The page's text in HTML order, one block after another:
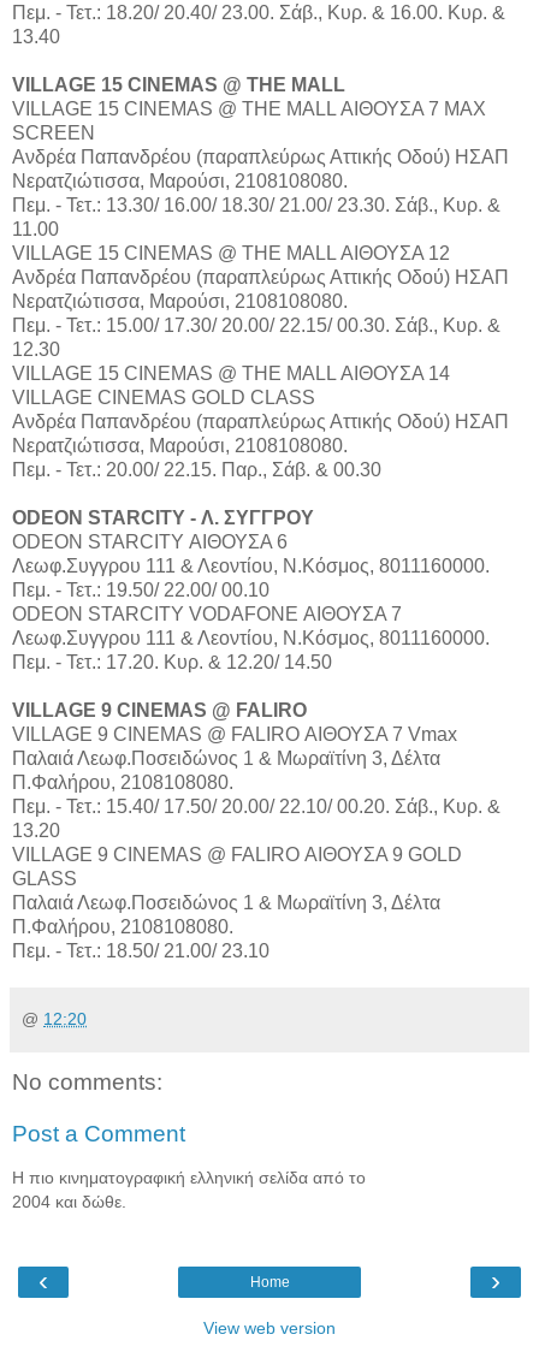
Πεμ. - Τετ.: 18.20/ 20.40/ 23.00. Σάβ., Κυρ. & 16.00. Κυρ. &
13.40
VILLAGE 15 CINEMAS @ THE MALL
VILLAGE 15 CINEMAS @ THE MALL ΑΙΘΟΥΣΑ 7 MAX
SCREEN
Aνδρέα Παπανδρέου (παραπλεύρως Αττικής Οδού) ΗΣΑΠ
Νερατζιώτισσα, Μαρούσι, 2108108080.
Πεμ. - Τετ.: 13.30/ 16.00/ 18.30/ 21.00/ 23.30. Σάβ., Κυρ. &
11.00
VILLAGE 15 CINEMAS @ THE MALL ΑΙΘΟΥΣΑ 12
Aνδρέα Παπανδρέου (παραπλεύρως Αττικής Οδού) ΗΣΑΠ
Νερατζιώτισσα, Μαρούσι, 2108108080.
Πεμ. - Τετ.: 15.00/ 17.30/ 20.00/ 22.15/ 00.30. Σάβ., Κυρ. &
12.30
VILLAGE 15 CINEMAS @ THE MALL ΑΙΘΟΥΣΑ 14
VILLAGE CINEMAS GOLD CLASS
Aνδρέα Παπανδρέου (παραπλεύρως Αττικής Οδού) ΗΣΑΠ
Νερατζιώτισσα, Μαρούσι, 2108108080.
Πεμ. - Τετ.: 20.00/ 22.15. Παρ., Σάβ. & 00.30
ODEON STARCITY - Λ. ΣΥΓΓΡΟΥ
ODEON STARCITY ΑΙΘΟΥΣΑ 6
Λεωφ.Συγγρου 111 & Λεοντίου, Ν.Κόσμος, 8011160000.
Πεμ. - Τετ.: 19.50/ 22.00/ 00.10
ODEON STARCITY VODAFONE ΑΙΘΟΥΣΑ 7
Λεωφ.Συγγρου 111 & Λεοντίου, Ν.Κόσμος, 8011160000.
Πεμ. - Τετ.: 17.20. Κυρ. & 12.20/ 14.50
VILLAGE 9 CINEMAS @ FALIRO
VILLAGE 9 CINEMAS @ FALIRO ΑΙΘΟΥΣΑ 7 Vmax
Παλαιά Λεωφ.Ποσειδώνος 1 & Μωραϊτίνη 3, Δέλτα
Π.Φαλήρου, 2108108080.
Πεμ. - Τετ.: 15.40/ 17.50/ 20.00/ 22.10/ 00.20. Σάβ., Κυρ. &
13.20
VILLAGE 9 CINEMAS @ FALIRO ΑΙΘΟΥΣΑ 9 GOLD
GLASS
Παλαιά Λεωφ.Ποσειδώνος 1 & Μωραϊτίνη 3, Δέλτα
Π.Φαλήρου, 2108108080.
Πεμ. - Τετ.: 18.50/ 21.00/ 23.10
@ 12:20
No comments:
Post a Comment
Η πιο κινηματογραφική ελληνική σελίδα από το
2004 και δώθε.
‹ ›
Home
View web version